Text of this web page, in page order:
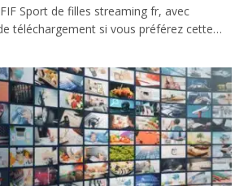
Sport de filles streaming fr, avec
téléchargement si vous préférez cette…